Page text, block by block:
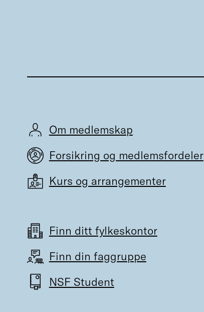
Om medlemskap
Forsikring og medlemsfordeler
Kurs og arrangementer
Finn ditt fylkeskontor
Finn din faggruppe
NSF Student